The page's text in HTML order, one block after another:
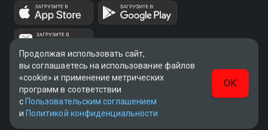
v3.9.15 | SSR
UUID: 785e7804-2b9c-44ec-9c5e-4432d8e95a40
Продолжая использовать сайт,
вы соглашаетесь на использование файлов
«cookie» и применение метрических
программ в соответствии
с Пользовательским соглашением
и Политикой конфиденциальности
ОК